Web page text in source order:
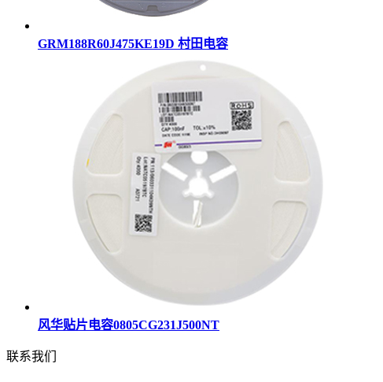
GRM188R60J475KE19D 村田电容
风华贴片电容0805CG231J500NT
联系我们